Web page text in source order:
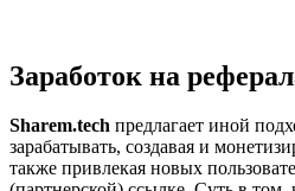
Заработок на
Sharem.tech предлагает иной
зарабатывать, создавая и
также привлекая новых